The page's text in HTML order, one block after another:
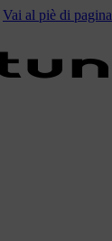
Vai al piè di pagina